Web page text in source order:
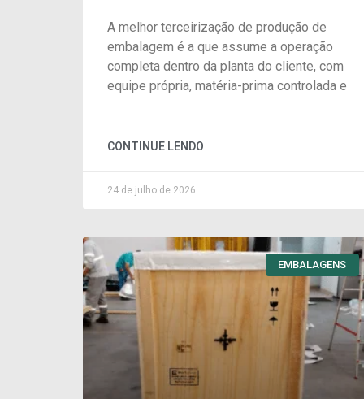
A melhor terceirização de produção de
embalagem é a que assume a operação
completa dentro da planta do cliente, com
equipe própria, matéria-prima controlada e
CONTINUE LENDO
24 de julho de 2026
EMBALAGENS